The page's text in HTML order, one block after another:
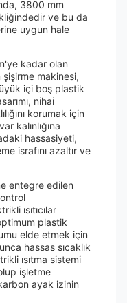
3800 mm
ve bu da
uygun hale
kadar olan
makinesi,
içi boş plastik
nihai
korumak için
kalınlığına
hassasiyeti,
israfını azaltır ve
entegre edilen
ısıtıcılar
plastik
elde etmek için
hassas sıcaklık
ısıtma sistemi
işletme
ayak izinin